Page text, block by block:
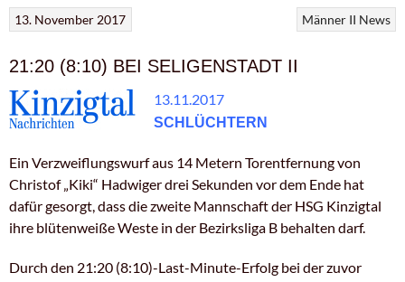
Männer II News
13. November 2017
21:20 (8:10) BEI SELIGENSTADT II
13.11.2017
SCHLÜCHTERN
Ein Verzweiflungswurf aus 14 Metern Torentfernung von
Christof „Kiki“ Hadwiger drei Sekunden vor dem Ende hat
dafür gesorgt, dass die zweite Mannschaft der HSG Kinzigtal
ihre blütenweiße Weste in der Bezirksliga B behalten darf.
Durch den 21:20 (8:10)-Last-Minute-Erfolg bei der zuvor